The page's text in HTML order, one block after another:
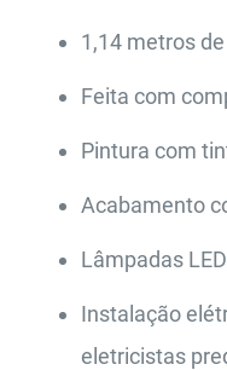
1,14 metros
Feita com
Pintura com
Acabamento
Lâmpadas
Instalação
eletricistas